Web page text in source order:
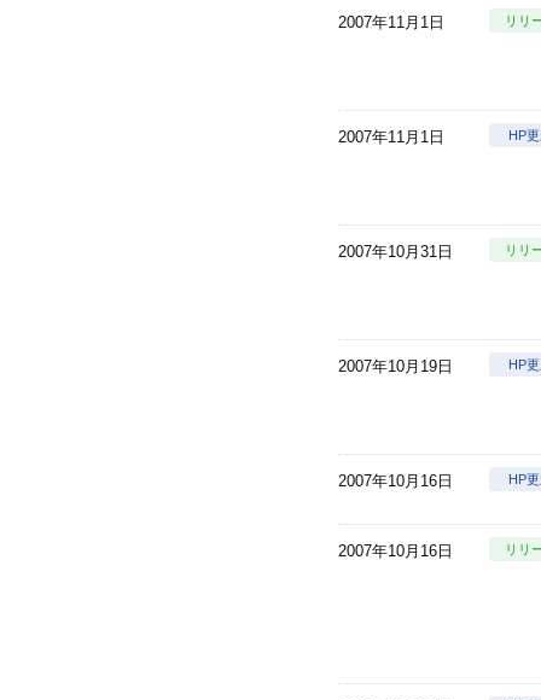
2007年11月1日 リリ
2007年11月1日 HP
2007年10月31日 リリ
2007年10月19日 HP
2007年10月16日 HP
2007年10月16日 リリ